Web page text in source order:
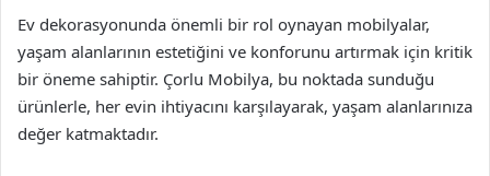
Ev dekorasyonunda önemli bir rol oynayan mobilyalar,
yaşam alanlarının estetiğini ve konforunu artırmak için kritik
bir öneme sahiptir. Çorlu Mobilya, bu noktada sunduğu
ürünlerle, her evin ihtiyacını karşılayarak, yaşam alanlarınıza
değer katmaktadır.